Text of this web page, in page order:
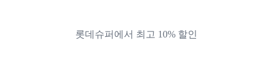
롯데슈퍼에서 최고 10% 할인